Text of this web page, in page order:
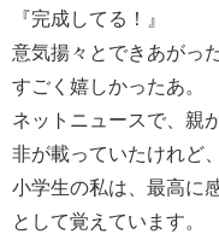
『完成してる！』
意気揚々とできあがっ
すごく嬉しかったあ。
ネットニュースで、親
非が載っていたけれど、
小学生の私は、最高に
として覚えています。